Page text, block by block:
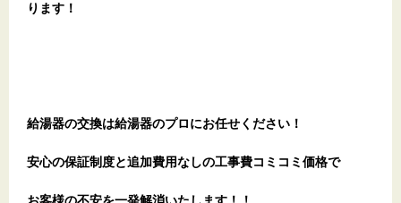
ります！
給湯器の交換は給湯器のプロにお任せください！
安心の保証制度と追加費用なしの工事費コミコミ価格で